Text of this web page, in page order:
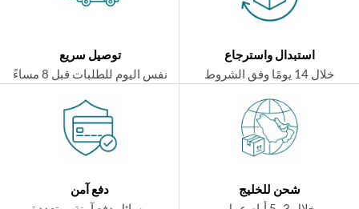
استبدال واسترجاع
توصيل سريع
نفس اليوم للطلبات قبل 8 مساءً
شحن للخليج
دفع آمن